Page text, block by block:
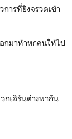
ารที่ยิงจรวดเข้า
กมาห้าหกคนให้ไป
กเอิร์นต่างพากัน